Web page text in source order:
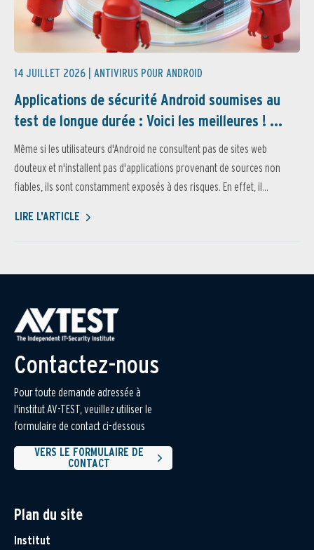
14 JUILLET 2026 | ANTIVIRUS POUR ANDROID
Applications de sécurité Android soumises au
test de longue durée : Voici les meilleures ! ...
Même si les utilisateurs d'Android ne consultent pas de sites web
douteux et n'installent pas d'applications provenant de sources non
fiables, ils sont constamment exposés à des risques. En effet, il...
LIRE L'ARTICLE
Contactez-nous
Pour toute demande adressée à
l'institut AV-TEST, veuillez utiliser le
formulaire de contact ci-dessous
VERS LE FORMULAIRE DE
CONTACT
Plan du site
Institut